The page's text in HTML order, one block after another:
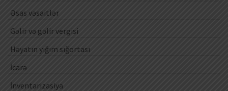
Əsas vəsaitlər
Gəlir və gəlir vergisi
Həyatın yığım sığortası
İcarə
İnventarizasiya